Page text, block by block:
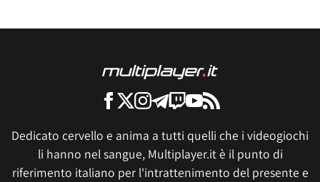
Dedicato cervello e anima a tutti quelli che i videogiochi
li hanno nel sangue, Multiplayer.it è il punto di
riferimento italiano per l'intrattenimento del presente e